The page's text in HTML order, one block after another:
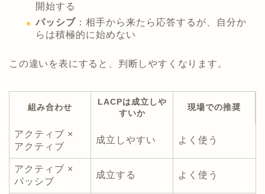
開始する
パッシブ ：相手から来たら応答するが、自分か
らは積極的に始めない
この違いを表にすると、判断しやすくなります。
組み合わせ
LACPは成立しや
すいか
現場での推奨
アクティブ ×
アクティブ
成立しやすい よく使う
アクティブ ×
パッシブ
成立する よく使う